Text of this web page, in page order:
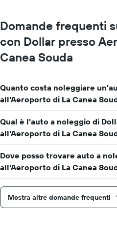
indicare
il
prezzo
medio
a
noleggio
per
un
giorno
Domande frequenti
con Dollar presso
Canea Souda
Quanto costa noleggiare
all'Aeroporto di La Canea
Qual è l'auto a noleggio di
all'Aeroporto di La Canea
Dove posso trovare auto a
all'Aeroporto di La Canea
Mostra altre domande frequenti